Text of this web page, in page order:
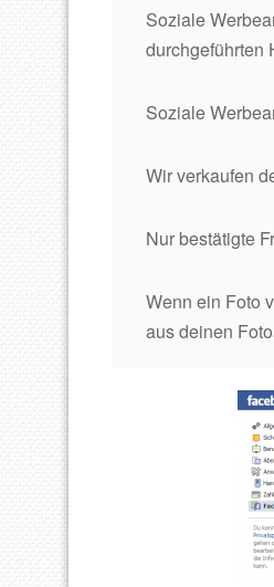
Soziale
durchgeführten
Soziale
Wir verkaufen
Nur bestätigte
Wenn ein Foto
aus deinen